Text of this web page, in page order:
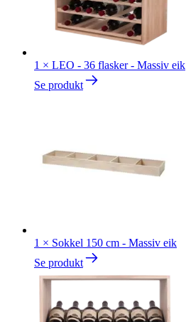
1 × LEO - 36 flasker - Massiv eik
Se produkt
1 × Sokkel 150 cm - Massiv eik
Se produkt